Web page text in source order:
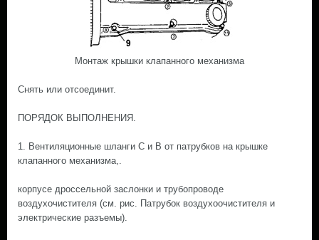
Монтаж крышки клапанного механизма
Снять или отсоединит.
ПОРЯДОК ВЫПОЛНЕНИЯ.
1. Вентиляционные шланги С и В от патрубков на крышке
клапанного механизма,.
корпусе дроссельной заслонки и трубопроводе
воздухочистителя (см. рис. Патрубок воздухоочистителя и
электрические разъемы).